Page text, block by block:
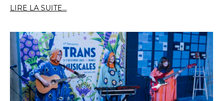
LIRE LA SUITE...